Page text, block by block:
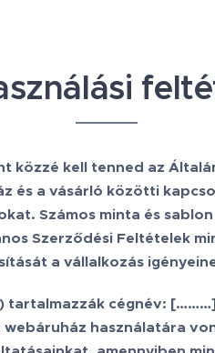
közzé kell tenned az
és a vásárló közötti
Számos minta és
Szerződési Feltételek
a vállalkozás
tartalmazzák cégnév:
használatára